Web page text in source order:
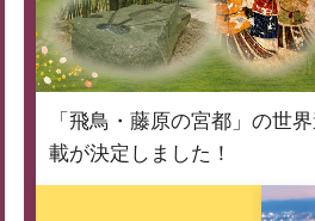
「飛鳥・藤原の宮都」の世
載が決定しました！